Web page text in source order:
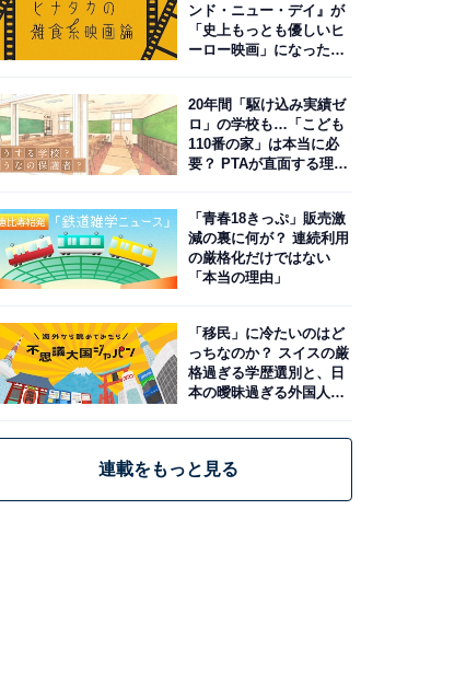
ンド・ニュー・デイ』が
「史上もっとも優しいヒ
ーロー映画」になった理
20年間「駆け込み実績ゼ
ロ」の学校も…「こども
110番の家」は本当に必
要？ PTAが直面する理想
「青春18きっぷ」販売激
減の裏に何が？ 連続利用
の厳格化だけではない
「本当の理由」
「移民」に冷たいのはど
っちなのか？ スイスの厳
格過ぎる学歴選別と、日
本の曖昧過ぎる外国人政
連載をもっと見る